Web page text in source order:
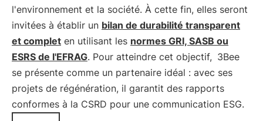
l'environnement et la société. À cette fin, elles seront
invitées à établir un bilan de durabilité transparent
et complet en utilisant les normes GRI, SASB ou
ESRS de l'EFRAG. Pour atteindre cet objectif, 3Bee
se présente comme un partenaire idéal : avec ses
projets de régénération, il garantit des rapports
conformes à la CSRD pour une communication ESG.